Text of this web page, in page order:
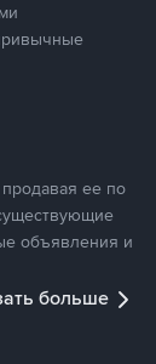
ее по
объявления и
больше